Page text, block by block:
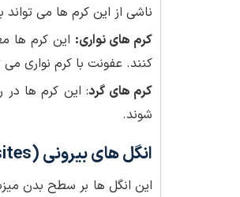
ناشی از این کرم ها می
کرم های نواری: این کرم ها
کنند. عفونت با کرم نواری
کرم های گرد: این کرم ها در
شوند.
انگل های بیرونی (External Parasites)
این انگل ها بر سطح بدن